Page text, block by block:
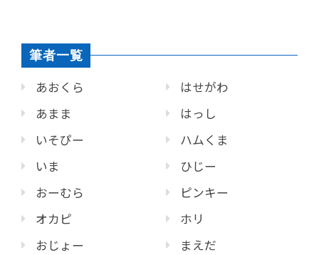
筆者一覧
あおくら
あまま
いそぴー
いま
おーむら
オカピ
おじょー
はせがわ
はっし
ハムくま
ひじー
ピンキー
ホリ
まえだ